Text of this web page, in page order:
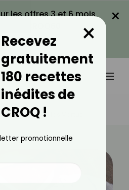
les offres 3 et 6 mois
LA PROMO
×
Aux Multiples Vertus
Recevez
gratuitement
180 recettes
inédites de
CROQ !
×
promotionnelle